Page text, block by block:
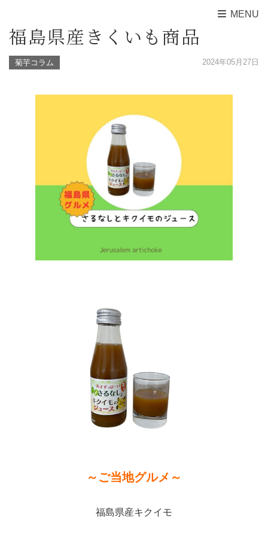
MENU
福島県産きくいも商品
菊芋コラム 2024年05月27日
～ご当地グルメ～
福島県産キクイモ